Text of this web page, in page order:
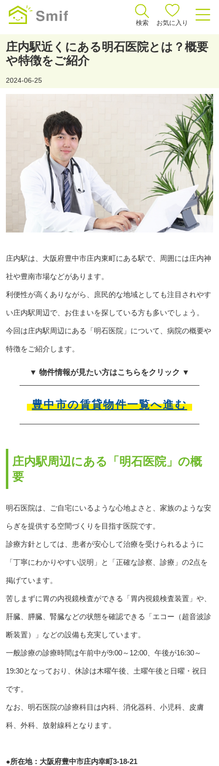
検索 お気に入り
庄内駅近くにある明石医院とは？概要
や特徴をご紹介
2024-06-25
庄内駅は、大阪府豊中市庄内東町にある駅で、周囲には庄内神
社や豊南市場などがあります。
利便性が高くありながら、庶民的な地域としても注目されやす
い庄内駅周辺で、お住まいを探している方も多いでしょう。
今回は庄内駅周辺にある「明石医院」について、病院の概要や
特徴をご紹介します。
▼ 物件情報が見たい方はこちらをクリック ▼
豊中市の賃貸物件一覧へ進む
庄内駅周辺にある「明石医院」の概
要
明石医院は、ご自宅にいるような心地よさと、家族のような安
らぎを提供する空間づくりを目指す医院です。
診療方針としては、患者が安心して治療を受けられるように
「丁寧にわかりやすい説明」と「正確な診察、診療」の2点を
掲げています。
苦しまずに胃の内視鏡検査ができる「胃内視鏡検査装置」や、
肝臓、膵臓、腎臓などの状態を確認できる「エコー（超音波診
断装置）」などの設備も充実しています。
一般診療の診療時間は午前中が9:00～12:00、午後が16:30～
19:30となっており、休診は木曜午後、土曜午後と日曜・祝日
です。
なお、明石医院の診療科目は内科、消化器科、小児科、皮膚
科、外科、放射線科となります。
●所在地：大阪府豊中市庄内幸町3-18-21